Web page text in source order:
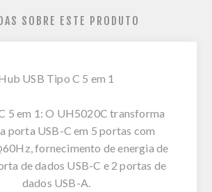
SOBRE ESTE PRODUTO
USB Tipo C 5 em 1
5 em 1: O UH5020C transforma
porta USB-C em 5 portas com
fornecimento de energia de
de dados USB-C e 2 portas de
dados USB-A.